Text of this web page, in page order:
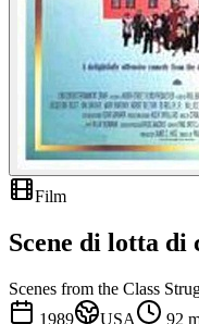
Film
Scene di lotta di
Scenes from the Class
1989
USA 92